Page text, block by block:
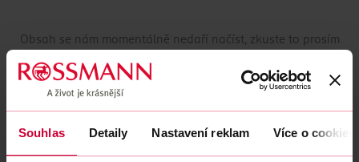
Souhlas Detaily Nastavení reklam Více o cookies
Obsah se nám momentálně nedaří načíst, zkuste to prosím